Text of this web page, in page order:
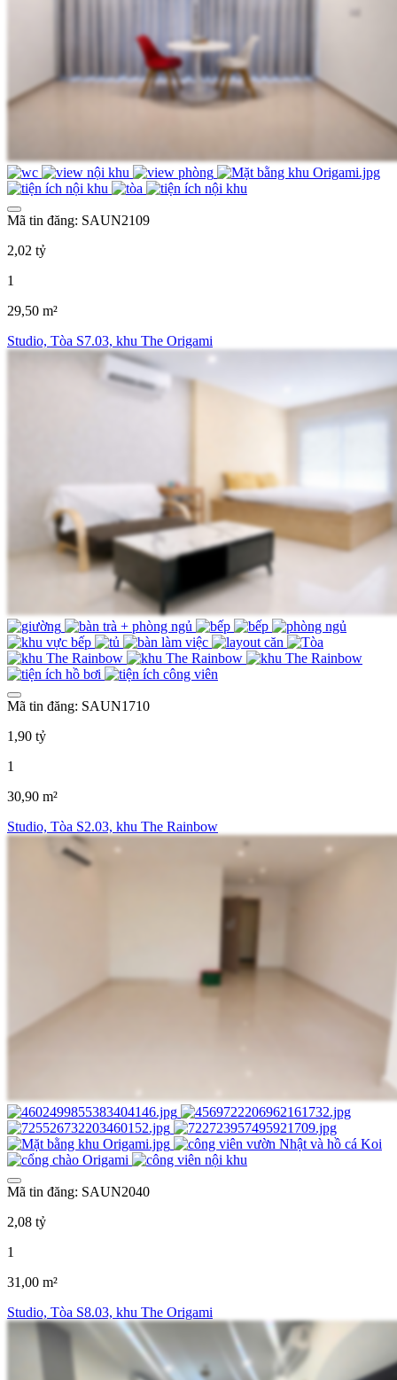
Mã tin đăng: SAUN2109
2,02 tỷ
1
29,50 m²
Studio, Tòa S7.03, khu The Origami
Mã tin đăng: SAUN1710
1,90 tỷ
1
30,90 m²
Studio, Tòa S2.03, khu The Rainbow
Mã tin đăng: SAUN2040
2,08 tỷ
1
31,00 m²
Studio, Tòa S8.03, khu The Origami